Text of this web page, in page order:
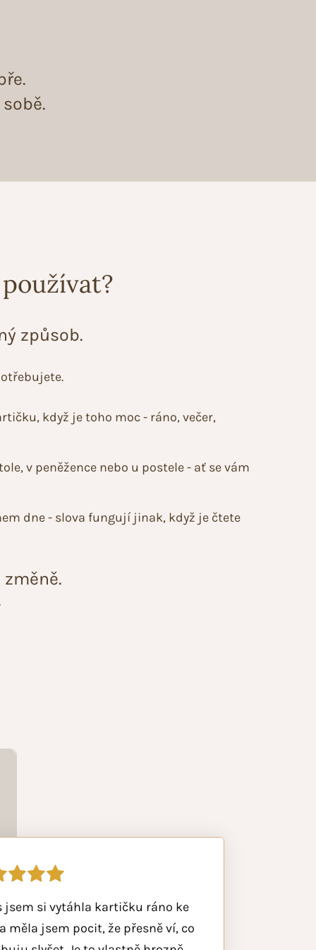
způsob.
když je toho moc - ráno, večer,
v peněžence nebo u postele - ať se vám
dne - slova fungují jinak, když je čtete
jsem si vytáhla kartičku ráno ke
měla jsem pocit, že přesně ví, co